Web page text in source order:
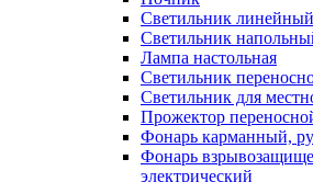
Светильник
Светильник
Лампа настольная
Светильник
Светильник для
Прожектор
Фонарь карманный,
Фонарь
электрический